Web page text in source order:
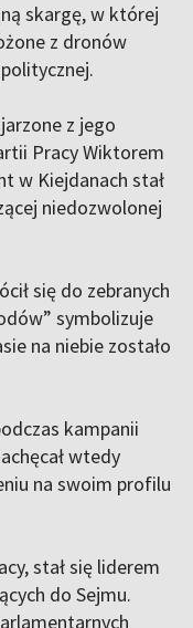
skargę, w której
z dronów
z jego
Pracy Wiktorem
w Kiejdanach stał
niedozwolonej
się do zebranych
symbolizuje
na niebie zostało
kampanii
wtedy
na swoim profilu
stał się liderem
do Sejmu.